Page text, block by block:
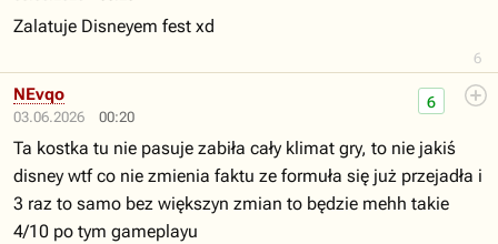
6
Zalatuje Disneyem fest xd
03.06.2026 00:20
6
NEvqo
Ta kostka tu nie pasuje zabiła cały klimat gry, to nie jakiś
disney wtf co nie zmienia faktu ze formuła się już przejadła i
3 raz to samo bez większyn zmian to będzie mehh takie
4/10 po tym gameplayu